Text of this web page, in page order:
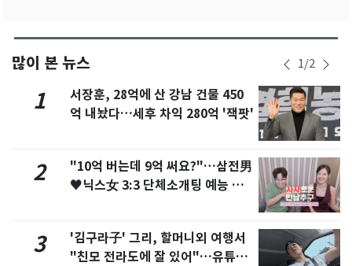
많이 본 뉴스 1/2
1
서장훈, 28억에 산 강남 건물 450
억 내놨다…세후 차익 280억 '잭팟'
2
"10억 버는데 9억 써요?"…삼전男
♥닉스女 3:3 단체소개팅 예능 화
3
'김구라子' 그리, 할머니외 여행서
"친모 전라도에 잘 있어"…유튜브